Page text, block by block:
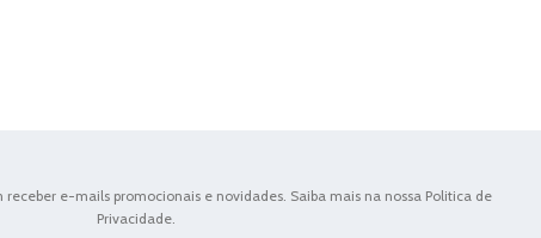
e-mails promocionais e novidades. Saiba mais na nossa Politica de
Privacidade.